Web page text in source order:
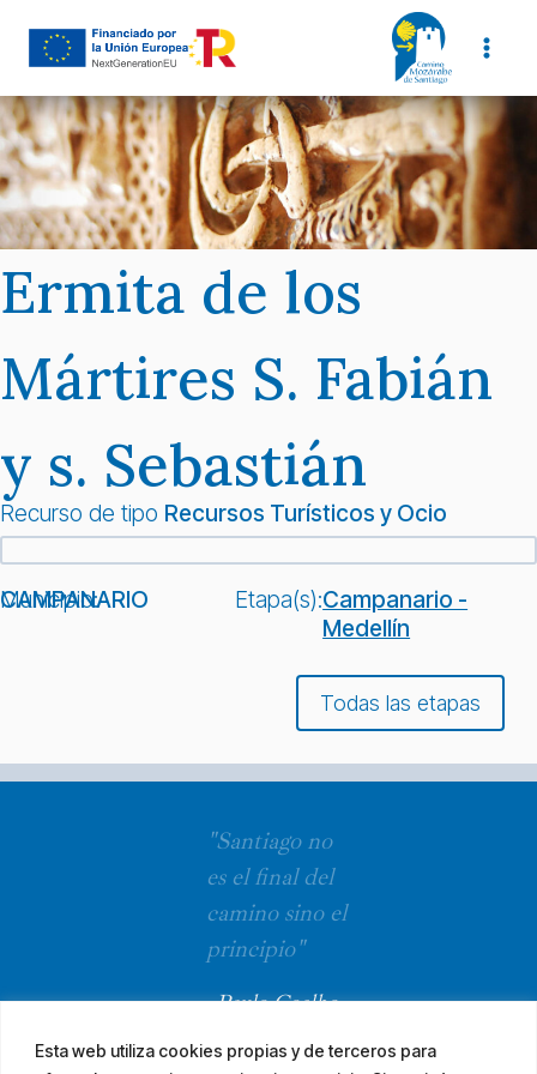
Esta web utiliza cookies propias y de terceros para
Ermita de los
Mártires S. Fabián
y s. Sebastián
Recurso de tipo Recursos Turísticos y Ocio
Municipio:
CAMPANARIO Etapa(s):Campanario -
Medellín
Todas las etapas
"Santiago no
es el final del
camino sino el
principio"
Paulo Coelho